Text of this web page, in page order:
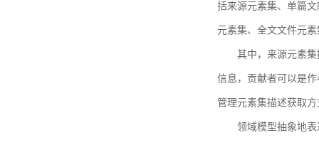
括来源元素集、单篇
元素集、全文文件元
其中，来源元素
信息，贡献者可以是
管理元素集描述获取
领域模型抽象地